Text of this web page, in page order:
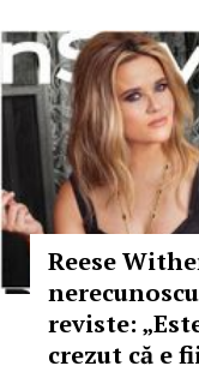
Reese
reviste:
crezut că e